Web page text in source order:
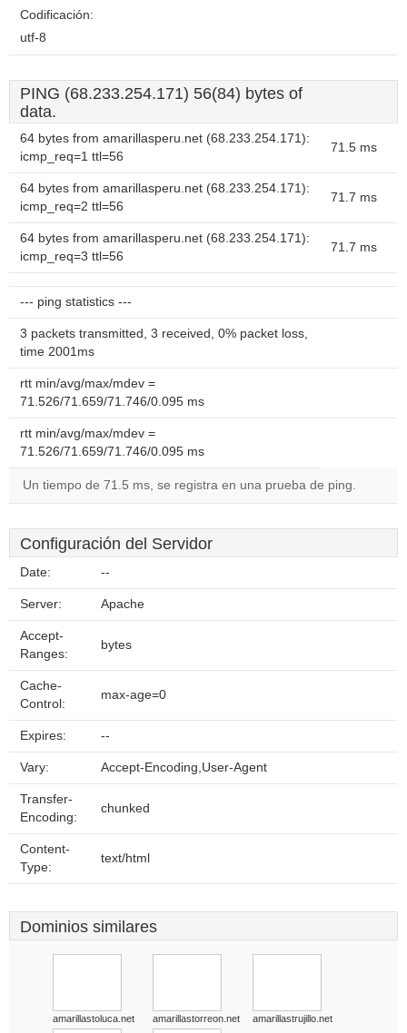
Codificación:
utf-8
PING (68.233.254.171) 56(84) bytes of
data.
64 bytes from amarillasperu.net (68.233.254.171):
icmp_req=1 ttl=56
71.5 ms
64 bytes from amarillasperu.net (68.233.254.171):
icmp_req=2 ttl=56
71.7 ms
64 bytes from amarillasperu.net (68.233.254.171):
icmp_req=3 ttl=56
71.7 ms
--- ping statistics ---
3 packets transmitted, 3 received, 0% packet loss,
time 2001ms
rtt min/avg/max/mdev =
71.526/71.659/71.746/0.095 ms
rtt min/avg/max/mdev =
71.526/71.659/71.746/0.095 ms
Un tiempo de 71.5 ms, se registra en una prueba de ping.
Configuración del Servidor
Date: --
Server: Apache
Accept-
Ranges:
bytes
Cache-
Control:
max-age=0
Expires: --
Vary: Accept-Encoding,User-Agent
Transfer-
Encoding:
chunked
Content-
Type:
text/html
Dominios similares
amarillastoluca.net amarillastorreon.net amarillastrujillo.net